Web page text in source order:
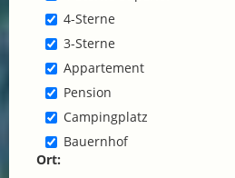
4-Sterne
3-Sterne
Appartement
Pension
Campingplatz
Bauernhof
Ort: